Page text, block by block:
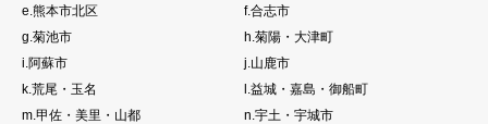
e.熊本市北区
f.合志市
g.菊池市
h.菊陽・大津町
i.阿蘇市
j.山鹿市
k.荒尾・玉名
l.益城・嘉島・御船町
m.甲佐・美里・山都
n.宇土・宇城市